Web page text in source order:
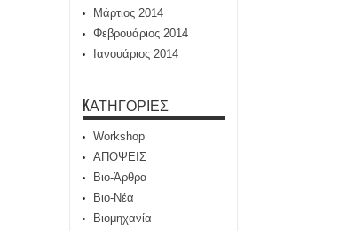
Μάρτιος 2014
Φεβρουάριος 2014
Ιανουάριος 2014
KΑΤΗΓΟΡΊΕΣ
Workshop
ΑΠΟΨΕΙΣ
Βιο-Άρθρα
Βιο-Νέα
Βιομηχανία